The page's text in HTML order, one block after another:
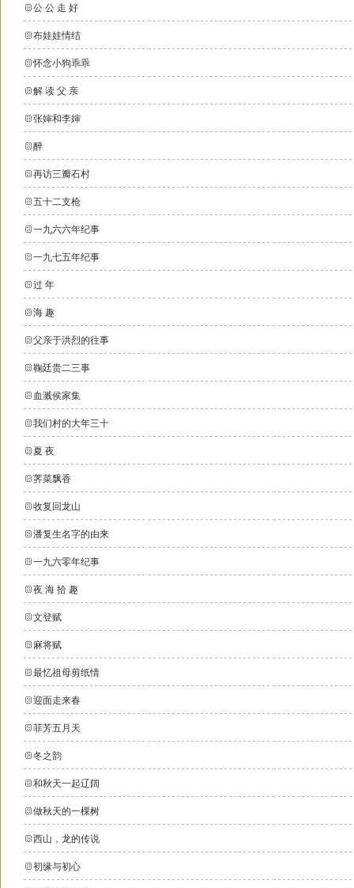
公 公 走 好
布娃娃情结
怀念小狗乖乖
解 读 父 亲
张婶和李婶
醉
再访三瓣石村
五十二支枪
一九六六年纪事
一九七五年纪事
过 年
海 趣
父亲于洪烈的往事
鞠廷贵二三事
血溅侯家集
我们村的大年三十
夏 夜
荠菜飘香
收复回龙山
潘复生名字的由来
一九六零年纪事
夜 海 拾 趣
文登赋
麻将赋
最忆祖母剪纸情
迎面走来春
菲芳五月天
冬之韵
和秋天一起辽阔
做秋天的一棵树
西山，龙的传说
初缘与初心